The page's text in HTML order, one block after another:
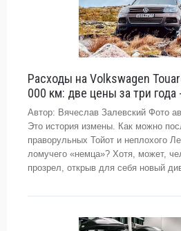
Расходы на Volkswagen
000 км: две цены за три года
Автор: Вячеслав Залевский Фото
Это история измены. Как можно
праворульных Тойот и неплохого
ломучего «немца»? Хотя, может,
прозрел, открыв для себя новый